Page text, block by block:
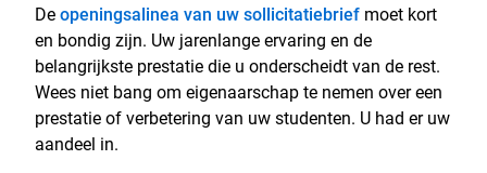
Deopeningsalinea van uw sollicitatiebrief moet kort
en bondig zijn. Uw jarenlange ervaring en de
belangrijkste prestatie die u onderscheidt van de rest.
Wees niet bang om eigenaarschap te nemen over een
prestatie of verbetering van uw studenten. U had er uw
aandeel in.